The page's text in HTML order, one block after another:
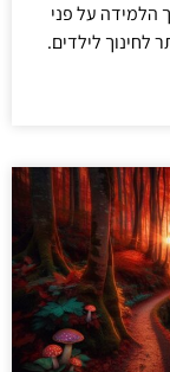
הלמידה על פני
לחינוך לילדים.